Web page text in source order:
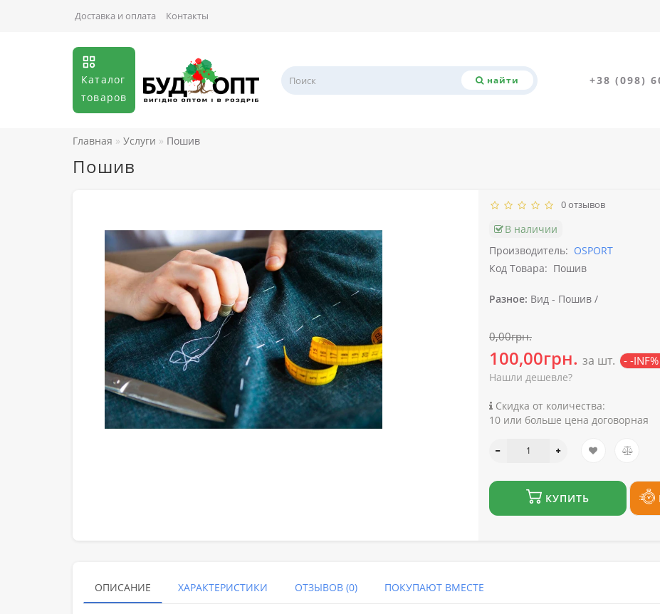
Доставка и оплата Контакты
Каталог
товаров
найти +38 (098)
Главная Услуги Пошив
Пошив
0 отзывов
В наличии
Производитель: OSPORT
Код Товара: Пошив
Разное: Вид - Пошив /
0,00грн.
100,00грн. за шт. - -INF%
Нашли дешевле?
Скидка от количества:
10 или больше цена договорная
КУПИТЬ
ОПИСАНИЕ ХАРАКТЕРИСТИКИ ОТЗЫВОВ (0) ПОКУПАЮТ ВМЕСТЕ